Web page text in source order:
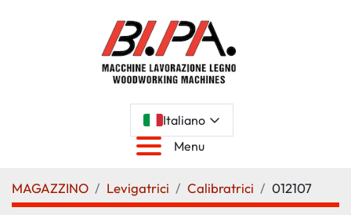
Italiano
Menu
MAGAZZINO Levigatrici Calibratrici 012107